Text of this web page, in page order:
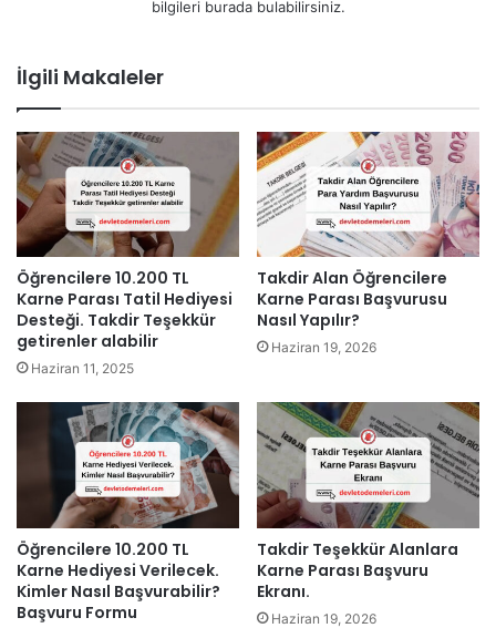
bilgileri burada bulabilirsiniz.
İlgili Makaleler
Öğrencilere 10.200 TL
Karne Parası Tatil Hediyesi
Desteği. Takdir Teşekkür
getirenler alabilir
Haziran 11, 2025
Takdir Alan Öğrencilere
Karne Parası Başvurusu
Nasıl Yapılır?
Haziran 19, 2026
Öğrencilere 10.200 TL
Karne Hediyesi Verilecek.
Kimler Nasıl Başvurabilir?
Başvuru Formu
Takdir Teşekkür Alanlara
Karne Parası Başvuru
Ekranı.
Haziran 19, 2026